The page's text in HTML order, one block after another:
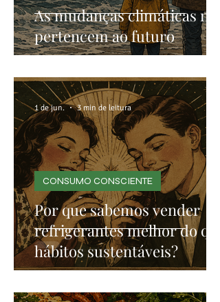
As mudanças climáticas não
pertencem ao futuro
Por que sabemos vender
refrigerantes melhor do que
hábitos sustentáveis?
CONSUMO CONSCIENTE
1 de jun. 3 min de leitura